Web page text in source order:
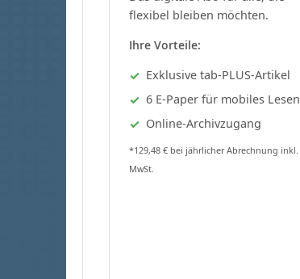
flexibel bleiben möchten.
Ihre Vorteile:
Exklusive tab-PLUS-Artikel
6 E-Paper für mobiles Lesen
Online-Archivzugang
*129,48 € bei jährlicher Abrechnung inkl.
MwSt.